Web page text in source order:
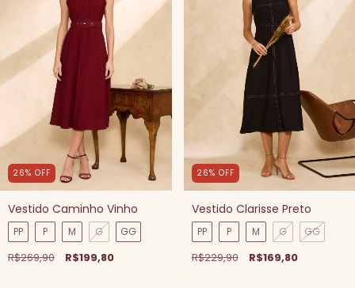
26% OFF
Vestido Caminho Vinho
PP P M G GG
R$269,90 R$199,80
26% OFF
Vestido Clarisse Preto
PP P M G GG
R$229,90 R$169,80